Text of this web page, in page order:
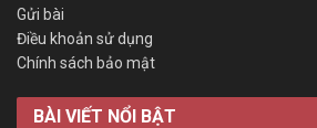
Gửi bài
Điều khoản sử dụng
Chính sách bảo mật
BÀI VIẾT NỔI BẬT